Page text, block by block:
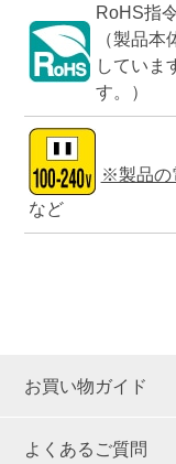
RoHS指
（製品
していま
す。）
など
※製品の
お買い物ガイド
よくあるご質問